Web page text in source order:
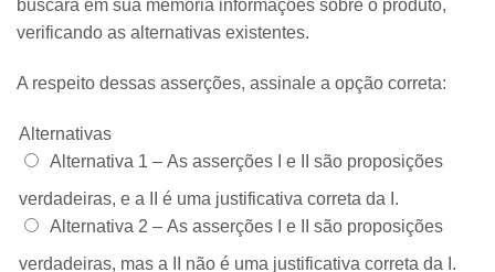
buscará em sua memória informações sobre o produto,
verificando as alternativas existentes.
A respeito dessas asserções, assinale a opção correta:
Alternativas
Alternativa 1 – As asserções I e II são proposições
verdadeiras, e a II é uma justificativa correta da I.
Alternativa 2 – As asserções I e II são proposições
verdadeiras, mas a II não é uma justificativa correta da I.